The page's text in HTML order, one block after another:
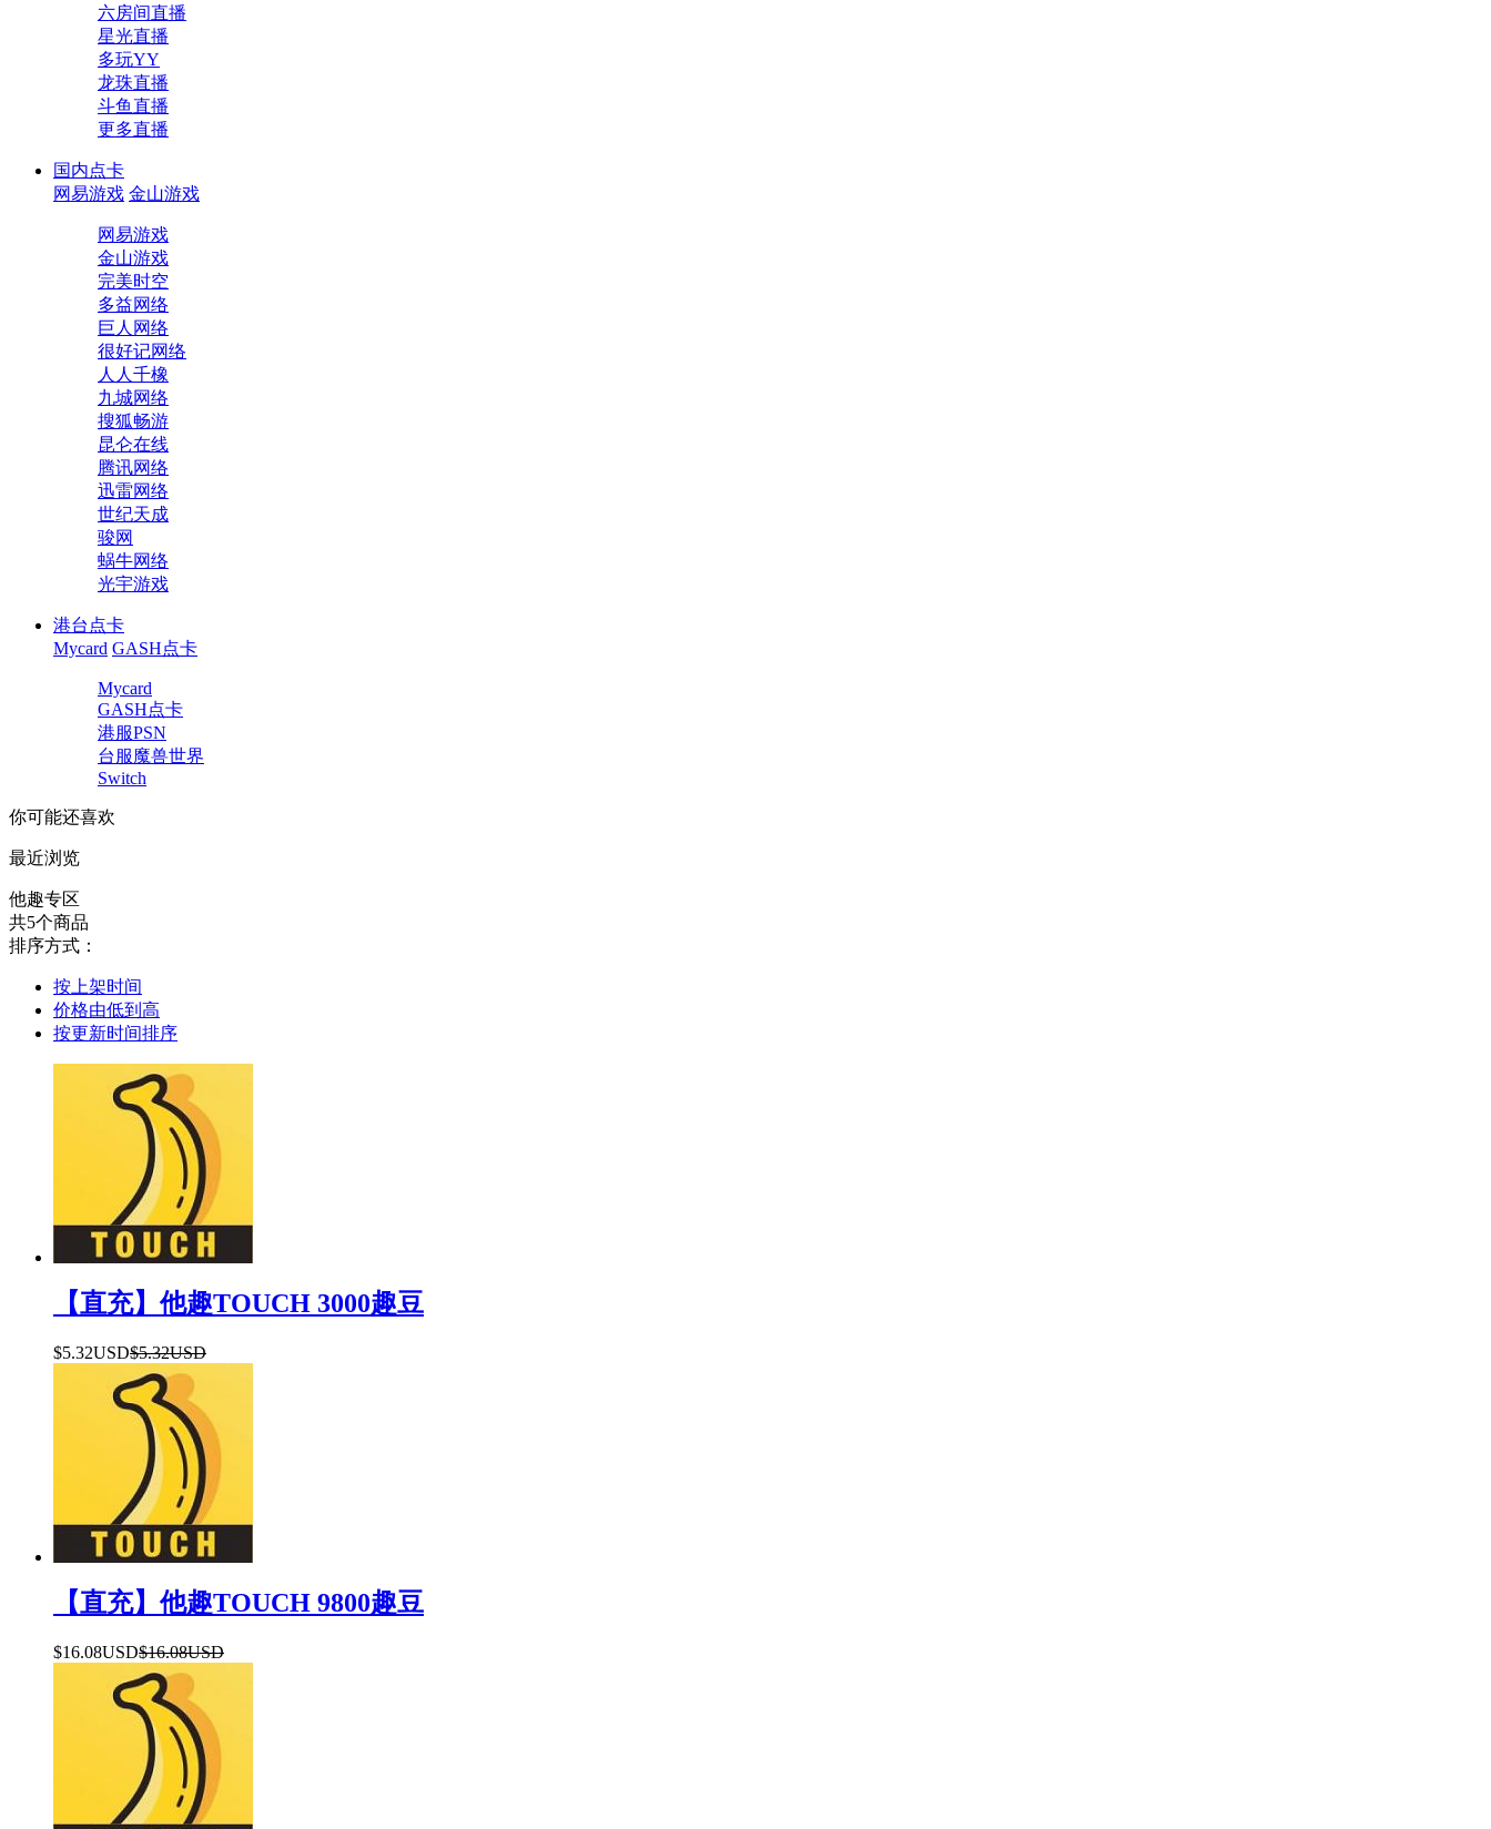
六房间直播
星光直播
多玩YY
龙珠直播
斗鱼直播
更多直播
国内点卡
网易游戏 金山游戏
网易游戏
金山游戏
完美时空
多益网络
巨人网络
很好记网络
人人千橡
九城网络
搜狐畅游
昆仑在线
腾讯网络
迅雷网络
世纪天成
骏网
蜗牛网络
光宇游戏
港台点卡
Mycard GASH点卡
Mycard
GASH点卡
港服PSN
台服魔兽世界
Switch
你可能还喜欢
最近浏览
他趣专区
共5个商品
排序方式：
按上架时间
价格由低到高
按更新时间排序
【直充】他趣TOUCH 3000趣豆
$5.32USD$5.32USD
【直充】他趣TOUCH 9800趣豆
$16.08USD$16.08USD